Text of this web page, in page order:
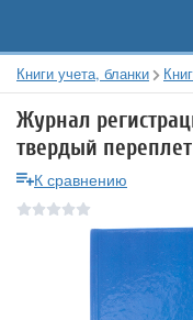
Книги учета, бланки
Журнал
твердый
К сравнению